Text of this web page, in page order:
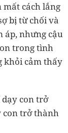
mất cách lắng
bị từ chối và
áp, nhưng cậu
trong tình
khỏi cảm thấy
dạy con trở
con trở thành